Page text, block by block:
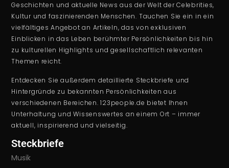
Geschichten und aktuelle News aus der Welt der Celebrities,
Kultur und faszinierenden Menschen. Tauchen Sie ein in ein
vielfältiges Angebot an Artikeln, das von exklusiven
Einblicken in das Leben berühmter Persönlichkeiten bis hin
zu kulturellen Highlights und gesellschaftlich relevanten
Themen reicht.
Entdecken Sie außerdem detaillierte Steckbriefe und
Hintergründe zu bekannten Persönlichkeiten aus
verschiedenen Bereichen. 123people.de bietet Ihnen
Unterhaltung und Wissenswertes an einem Ort – immer
aktuell, inspirierend und vielseitig.
Steckbriefe
Musik